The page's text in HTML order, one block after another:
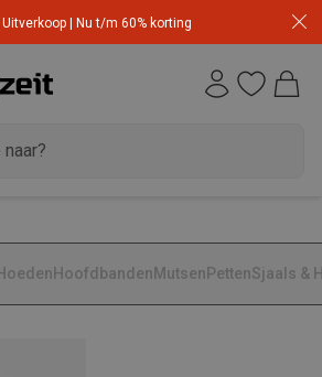
| Nu t/m 60% korting
Hoeden Hoofdbanden Mutsen PettenSjaals &